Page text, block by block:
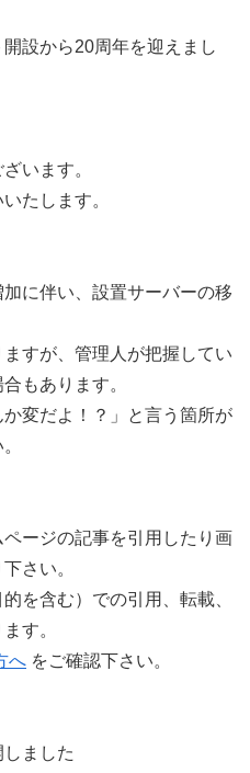
設から20周年を迎えまし
います。
たします。
に伴い、設置サーバーの移
すが、管理人が把握してい
もあります。
変だよ！？」と言う箇所が
ージの記事を引用したり画
さい。
を含む）での引用、転載、
す。
へ をご確認下さい。
ました